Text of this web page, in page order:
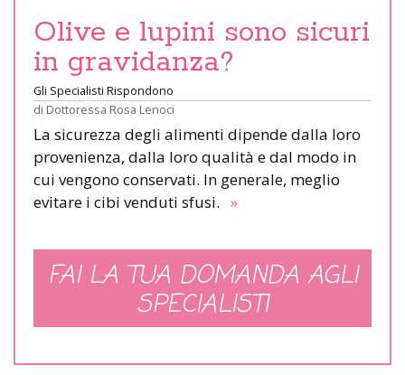
Olive e lupini sono sicuri
in gravidanza?
Gli Specialisti Rispondono
di Dottoressa Rosa Lenoci
La sicurezza degli alimenti dipende dalla loro
provenienza, dalla loro qualità e dal modo in
cui vengono conservati. In generale, meglio
evitare i cibi venduti sfusi. »
FAI LA TUA DOMANDA AGLI
SPECIALISTI